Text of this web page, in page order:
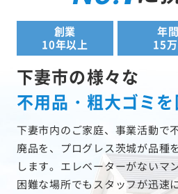
創業
10年以上
年
15
下妻市の様々な
不用品・粗大ゴミを
下妻市内のご家庭、事業活動で
廃品を、プログレス茨城が品種
します。エレベーターがないマ
困難な場所でもスタッフが迅速